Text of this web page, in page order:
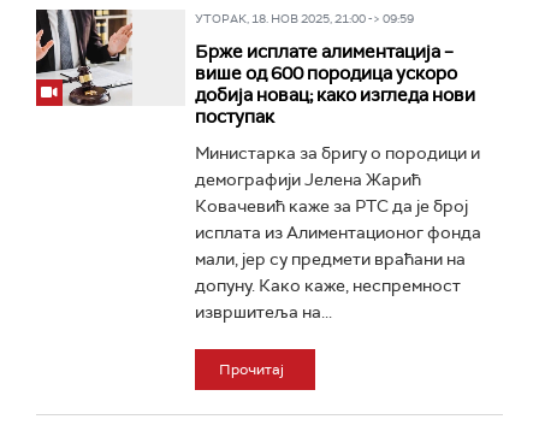
УТОРАК, 18. НОВ 2025, 21:00 -> 09:59
Брже исплате алиментација –
више од 600 породица ускоро
добија новац; како изгледа нови
поступак
Министарка за бригу о породици и
демографији Јелена Жарић
Ковачевић каже за РТС да је број
исплата из Алиментационог фонда
мали, јер су предмети враћани на
допуну. Како каже, неспремност
извршитеља на...
Прочитај